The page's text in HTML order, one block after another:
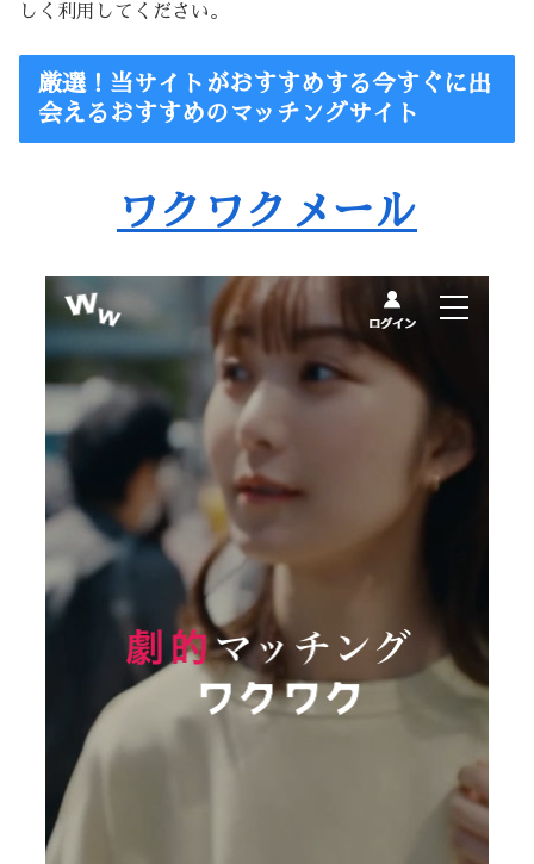
しく利用してください。
厳選！当サイトがおすすめする今すぐに出
会えるおすすめのマッチングサイト
ワクワクメール